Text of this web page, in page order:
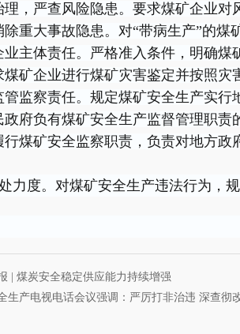
，严查风险隐患。要求煤矿企业
重大事故隐患。对“带病生产”的
主体责任。严格准入条件，明确
煤矿企业进行煤矿灾害鉴定并按照灾
管监察责任。规定煤矿安全生产实
府负有煤矿安全生产监督管理职
煤矿安全监察职责，负责对地方
力度。对煤矿安全生产违法行为，
| 煤炭安全稳定供应能力持续增强
生产电视电话会议强调：严厉打非治违 深查彻